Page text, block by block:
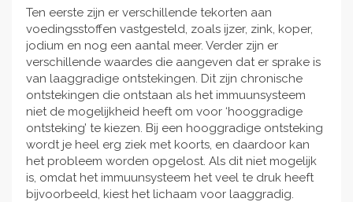
dat is duur. Aangezien ik nooit heb kunnen werken,
heb ik ook geen spaartegoed op kunnen bouwen.
Daarom vraag ik jullie om hulp. Elke donatie, groot of
klein, helpt om mijn herstel mogelijk te maken. En dat
is mijn allergrootste droom. Weer dingen kunnen
doen in mijn leven en me goed voelen. Om eindelijk
al die plannen die al zo lang in mijn hoofd zitten,
waar te kunnen maken. Want ik weet dat ik het kan,
maar dan heb ik wel energie nodig, en moet ik me
niet zo enorm ziek voelen. Ik ben voor 100000%
gemotiveerd om alles te doen wat nodig is, maar
geld dat nodig is heb ik niet. Jij kan mij daarbij helpen!
Ten eerste zijn er verschillende tekorten aan
voedingsstoffen vastgesteld, zoals ijzer, zink, koper,
jodium en nog een aantal meer. Verder zijn er
verschillende waardes die aangeven dat er sprake is
van laaggradige ontstekingen. Dit zijn chronische
ontstekingen die ontstaan als het immuunsysteem
niet de mogelijkheid heeft om voor ‘hooggradige
ontsteking’ te kiezen. Bij een hooggradige ontsteking
wordt je heel erg ziek met koorts, en daardoor kan
het probleem worden opgelost. Als dit niet mogelijk
is, omdat het immuunsysteem het veel te druk heeft
bijvoorbeeld, kiest het lichaam voor laaggradig.